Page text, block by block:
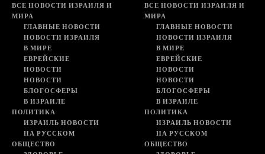
ВСЕ НОВОСТИ ИЗРАИЛЯ И
МИРА
ГЛАВНЫЕ НОВОСТИ
НОВОСТИ ИЗРАИЛЯ
В МИРЕ
ЕВРЕЙСКИЕ
НОВОСТИ
НОВОСТИ
БЛОГОСФЕРЫ
В ИЗРАИЛЕ
ПОЛИТИКА
ИЗРАИЛЬ НОВОСТИ
НА РУССКОМ
ОБЩЕСТВО
ВСЕ НОВОСТИ ИЗРАИЛЯ И
МИРА
ГЛАВНЫЕ НОВОСТИ
НОВОСТИ ИЗРАИЛЯ
В МИРЕ
ЕВРЕЙСКИЕ
НОВОСТИ
НОВОСТИ
БЛОГОСФЕРЫ
В ИЗРАИЛЕ
ПОЛИТИКА
ИЗРАИЛЬ НОВОСТИ
НА РУССКОМ
ОБЩЕСТВО